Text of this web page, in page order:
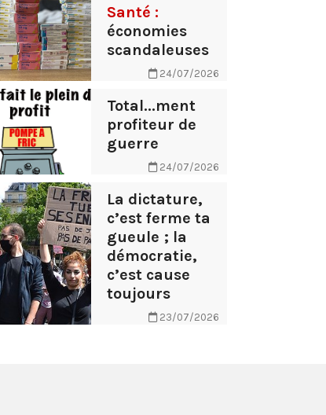
Santé :
économies
scandaleuses
24/07/2026
Total...ment
profiteur de
guerre
24/07/2026
La dictature,
c’est ferme ta
gueule ; la
démocratie,
c’est cause
toujours
23/07/2026